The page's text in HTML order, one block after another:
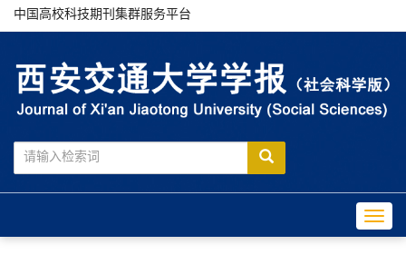
中国高校科技期刊集群服务平台